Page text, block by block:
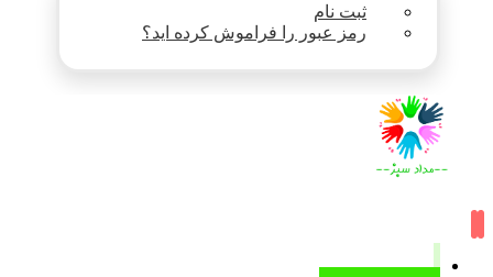
ثبت نام
رمز عبور را فراموش کرده اید؟